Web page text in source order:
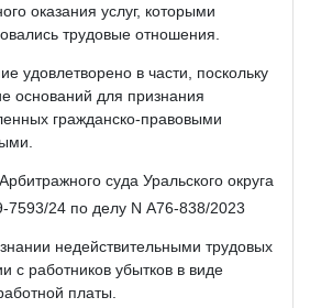
оказания услуг, которыми
трудовые отношения.
удовлетворено в части, поскольку
оснований для признания
гражданско-правовыми
суда Уральского округа
7593/24 по делу N А76-838/2023
недействительными трудовых
с работников убытков в виде
платы.